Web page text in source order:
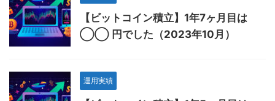
【ビットコイン積立】1年7ヶ月目は
◯◯ 円でした（2023年10月）
運用実績